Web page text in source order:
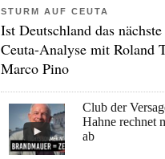
STURM AUF CEUTA
Ist Deutschland das
Ceuta-Analyse mit Roland
Marco Pino
Club der
Hahne rechnet
ab